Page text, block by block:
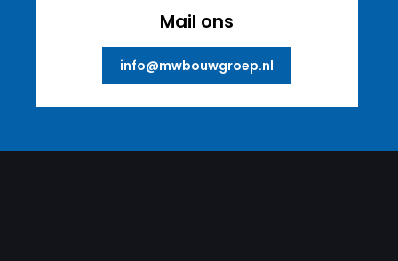
Mail ons
info@mwbouwgroep.nl